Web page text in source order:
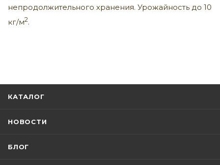
непродолжительного хранения. Урожайность до 10
кг/м2.
КАТАЛОГ
НОВОСТИ
БЛОГ